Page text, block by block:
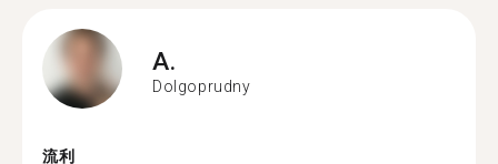
A.
Dolgoprudny
流利